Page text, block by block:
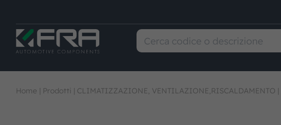
Home | Prodotti | CLIMATIZZAZIONE, VENTILAZIONE,RISCALDAMENTO |